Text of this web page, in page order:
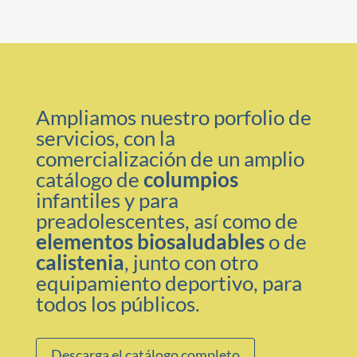
Ampliamos nuestro porfolio de
servicios, con la
comercialización de un amplio
catálogo decolumpios
infantiles y para
preadolescentes, así como de
elementos biosaludableso de
calistenia, junto con otro
equipamiento deportivo, para
todos los públicos.